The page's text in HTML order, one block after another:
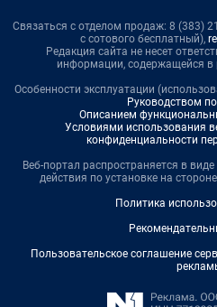
Связаться с отделом продаж: 8 (383)
с сотового бесплатный),
Редакция сайта не несет
информации, содержащейся в
Особенности эксплуатации
Руководством
Описанием
Условиями использования
конфиденциальности
Веб-портал распространяется в
действия по установке на
Политика
Пользовательское соглашение